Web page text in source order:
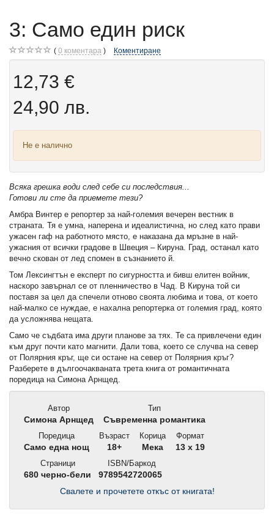
3: Само един риск
0 коментара Коментиране
12,73 €
24,90 лв.
Не е налично
Всяка грешка води след себе си последствия...
Готови ли сте да приемете тези?
Амбра Винтер е репортер за най-големия вечерен вестник в
страната. Тя е умна, наперена и идеалистична, но след като прави
ужасен гаф на работното място, е наказана да мръзне в най-
ужасния от всички градове в Швеция – Кируна. Град, останал като
вечно скован от лед спомен в съзнанието й.
Том Лексингтън е експерт по сигурността и бивш елитен войник,
наскоро завърнал се от пленничество в Чад. В Кируна той си
поставя за цел да спечели отново своята любима и това, от което
най-малко се нуждае, е нахална репортерка от големия град, която
да усложнява нещата.
Само че съдбата има други планове за тях. Те са привлечени един
към друг почти като магнити. Дали това, което се случва на север
от Полярния кръг, ще си остане на север от Полярния кръг?
Разберете в дългоочакваната трета книга от романтичната
поредица на Симона Арнщед.
Автор
Симона Арнщед
Тип
Съвременна романтика
Поредица
Само една нощ
Възраст
18+
Корица
Мека
Формат
13 x 19
Страници
680 черно-бели
ISBN/Баркод
9789542720065
Свалете и прочетете откъс от книгата!